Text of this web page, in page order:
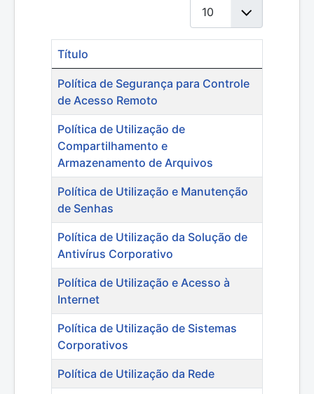
Artigos
Título
Política de Segurança para Controle
de Acesso Remoto
Política de Utilização de
Compartilhamento e
Armazenamento de Arquivos
Política de Utilização e Manutenção
de Senhas
Política de Utilização da Solução de
Antivírus Corporativo
Política de Utilização e Acesso à
Internet
Política de Utilização de Sistemas
Corporativos
Política de Utilização da Rede